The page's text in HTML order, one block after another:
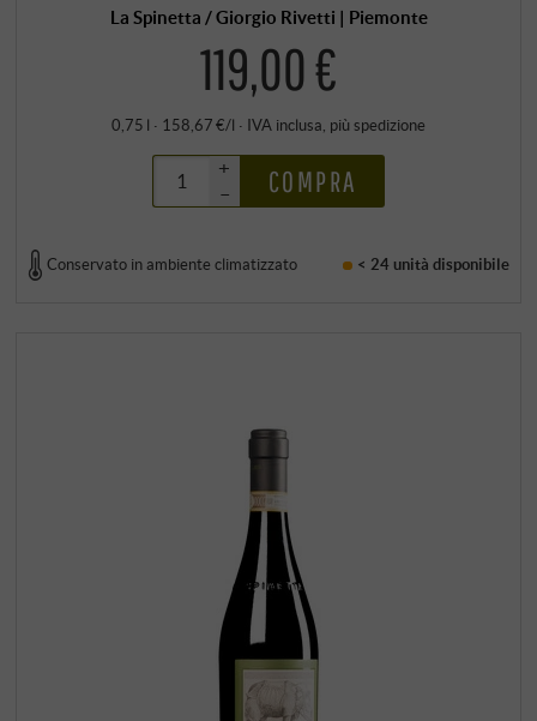
La Spinetta / Giorgio Rivetti | Piemonte
119,00 €
0,75 l · 158,67 €/l · IVA inclusa , più spedizione
+
–
COMPRA
Conservato in ambiente climatizzato < 24 unità disponibile